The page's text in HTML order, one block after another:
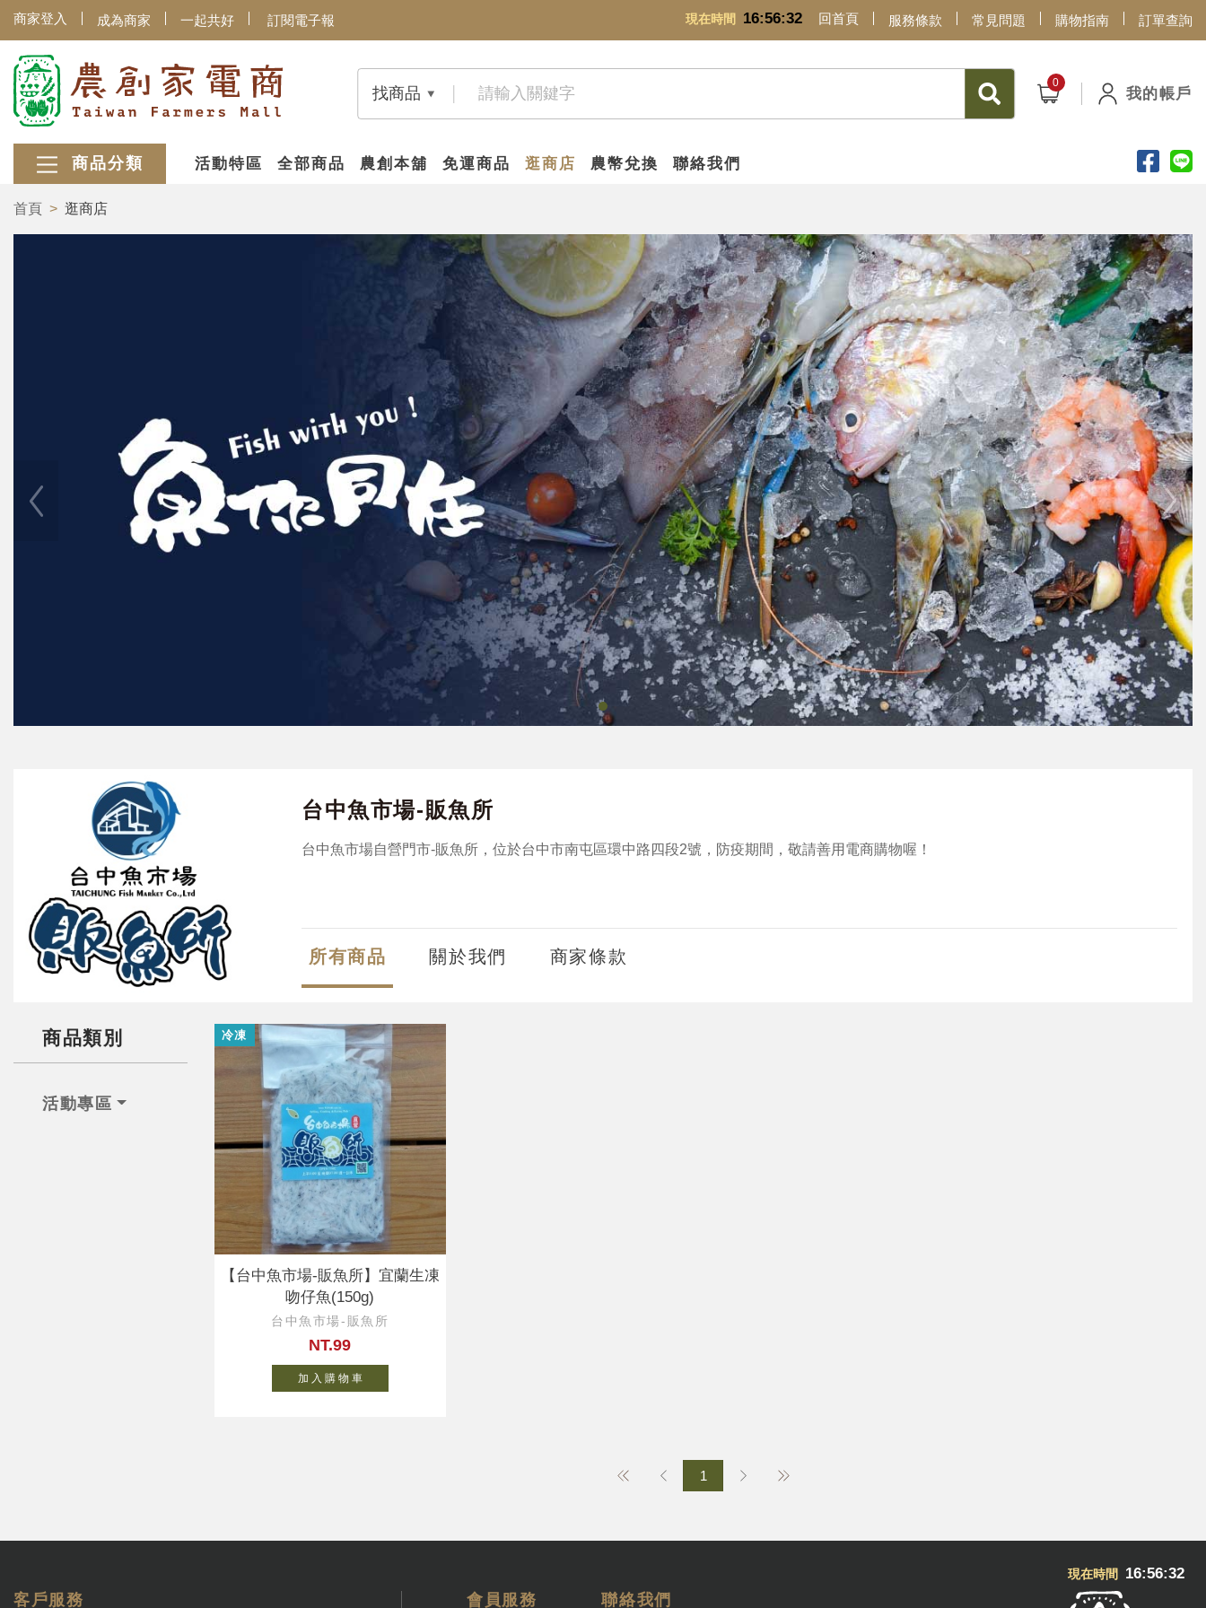
現在時間 16:56:32
商家登入 成為商家 一起共好 訂閱電子報 回首頁 服務條款 常見問題 購物指南 訂單查詢
找商品 我的帳戶
商品分類 活動特區 全部商品 農創本舖 免運商品 逛商店 農幣兌換 聯絡我們
首頁 逛商店
台中魚市場-販魚所
台中魚市場自營門市-販魚所，位於台中市南屯區環中路四段2號，防疫期間，敬請善用電商購物喔！
所有商品 關於我們 商家條款
商品類別
活動專區
冷凍
【台中魚市場-販魚所】宜蘭生凍
吻仔魚(150g)
台中魚市場-販魚所
NT.99
加 入 購 物 車
1
現在時間 16:56:32
客戶服務 會員服務 聯絡我們